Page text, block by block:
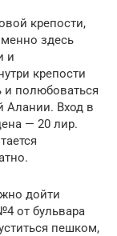
крепости,
здесь
и
крепости
и полюбоваться
Алании. Вход в
— 20 лир.
дойти
от бульвара
пешком,